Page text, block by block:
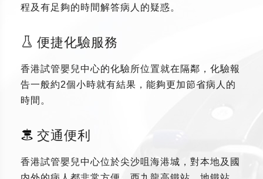
程及有足夠的時間解答病人的疑惑。
便捷化驗服務
香港試管嬰兒中心的化驗所位置就在隔鄰，化驗報
告一般約2個小時就有結果，能夠更加節省病人的
時間。
交通便利
香港試管嬰兒中心位於尖沙咀海港城，對本地及國